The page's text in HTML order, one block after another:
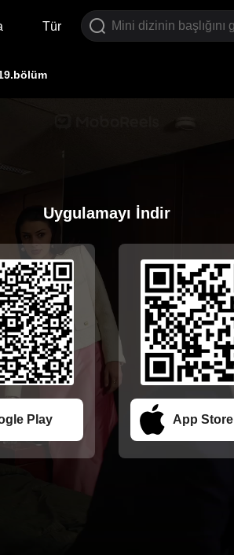
Tür
Uygulamayı İndir
Play App Store